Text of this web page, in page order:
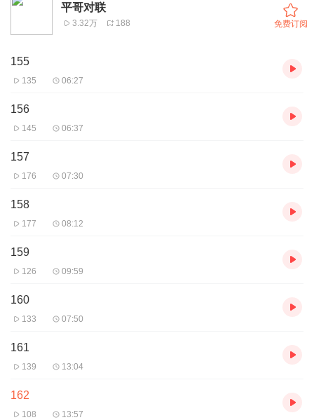
平哥对联
3.32万 188 免费订阅
155
135 06:27
156
145 06:37
157
176 07:30
158
177 08:12
159
126 09:59
160
133 07:50
161
139 13:04
162
108 13:57